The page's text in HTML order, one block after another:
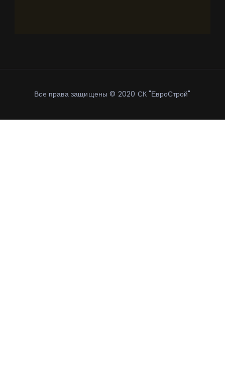
Все права защищены © 2020 СК "ЕвроСтрой"